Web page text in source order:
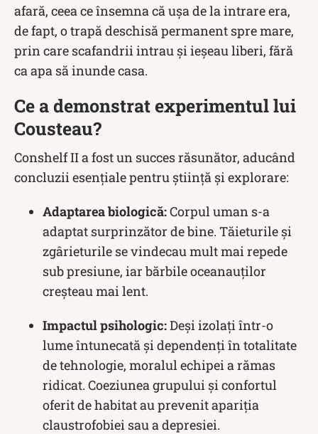
afară, ceea ce însemna că ușa de la intrare era,
de fapt, o trapă deschisă permanent spre mare,
prin care scafandrii intrau și ieșeau liberi, fără
ca apa să inunde casa.
Ce a demonstrat experimentul lui
Cousteau?
Conshelf II a fost un succes răsunător, aducând
concluzii esențiale pentru știință și explorare:
Adaptarea biologică:Corpul uman s-a
adaptat surprinzător de bine. Tăieturile și
zgârieturile se vindecau mult mai repede
sub presiune, iar bărbile oceanauților
creșteau mai lent.
Impactul psihologic:Deși izolați într-o
lume întunecată și dependenți în totalitate
de tehnologie, moralul echipei a rămas
ridicat. Coeziunea grupului și confortul
oferit de habitat au prevenit apariția
claustrofobiei sau a depresiei.